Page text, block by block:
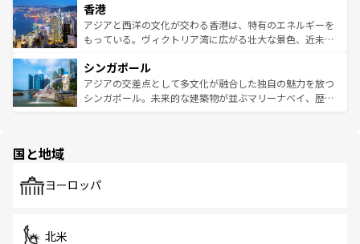
とつ。フォーやバインミー、ベトナムコーヒーなどは、ぜ
ひ現地で味わいたい。どの地域を訪れてもあたたかい人々
が旅行者を迎えてくれるので、きっと忘れられない旅にな
参照してほしい。
の活気が交差している。北部ではチェンマイなどの山岳地
帯で自然と触れ合い、南部ではプーケットやクラビの美し
いビーチでリゾート気分を楽しむことができる。タイ料理
激する。気候は一年中温暖で、どの季節にも異なる楽しみ
が待っている。親しみやすいタイの人々、仏教を中心とし
た文化、そして多様な観光資源が、訪れる旅人を魅了し続
香港
アジアと西洋の文化が交わる香港は、特有のエネルギーを
もっている。ヴィクトリア湾に広がる壮大な景色、近未来
み、どこを訪れても感動するはず。観光スポットが密集し
ており、効率よく見どころを回れるのも魅力。息をのむよ
うな絶景から文化的な体験まで、香港を存分に楽しみ尽く
シンガポール
アジアの交差点として多文化が融合した独自の魅力を放つ
シンガポール。未来的な建築物が並ぶマリーナベイ、歴史
で、ホーカーズは地元の風情を楽しめる外せないスポット
国と地域
ヨーロッパ
北米